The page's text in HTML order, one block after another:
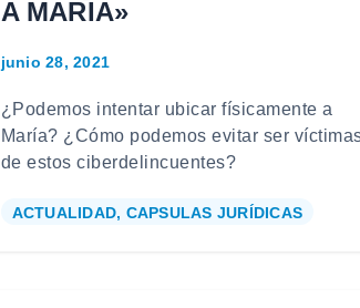
A MARIA»
junio 28, 2021
¿Podemos intentar ubicar físicamente a
María? ¿Cómo podemos evitar ser
de estos ciberdelincuentes?
ACTUALIDAD, CAPSULAS JURÍDICAS